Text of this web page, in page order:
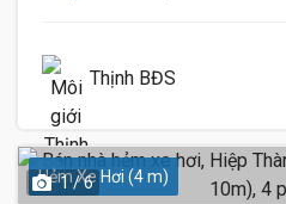
Thịnh BĐS
Hẻm Xe Hơi (4 m)
1 / 6